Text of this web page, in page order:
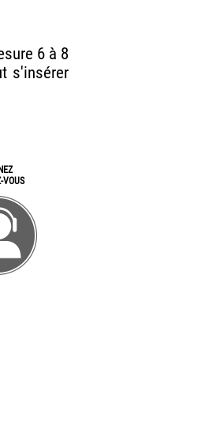
6 à 8
s'insérer
VOUS